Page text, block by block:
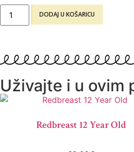
DODAJ U KOŠARICU
Uživajte i u ovim
Redbreast 12 Year Old